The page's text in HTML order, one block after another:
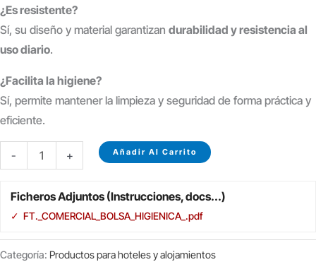
¿Es resistente?
Sí, su diseño y material garantizan durabilidad y resistencia al
uso diario.
¿Facilita la higiene?
Sí, permite mantener la limpieza y seguridad de forma práctica y
eficiente.
-
HIGIÉNICA
DE
PLÁSTICO
cantidad
+ Añadir Al Carrito
Ficheros Adjuntos (Instrucciones, docs...)
✓ FT._COMERCIAL_BOLSA_HIGIENICA_.pdf
Categoría: Productos para hoteles y alojamientos